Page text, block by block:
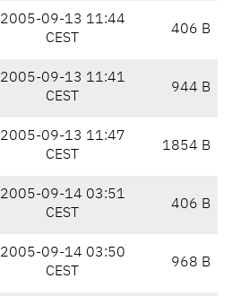
2005-09-13 11:44
CEST
406 B
2005-09-13 11:41
CEST
944 B
2005-09-13 11:47
CEST
1854 B
2005-09-14 03:51
CEST
406 B
2005-09-14 03:50
CEST
968 B